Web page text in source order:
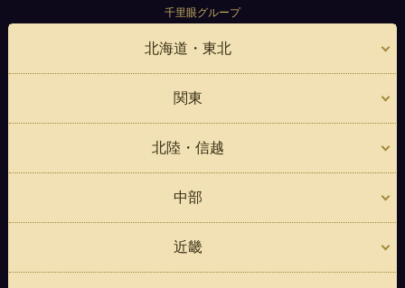
千里眼グループ
北海道・東北
関東
北陸・信越
中部
近畿